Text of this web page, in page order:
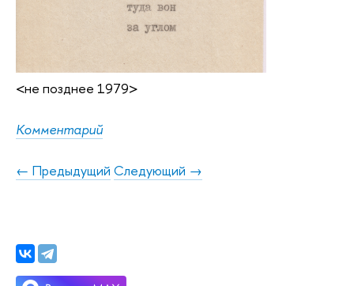
<не позднее 1979>
Комментарий
← Предыдущий Следующий →